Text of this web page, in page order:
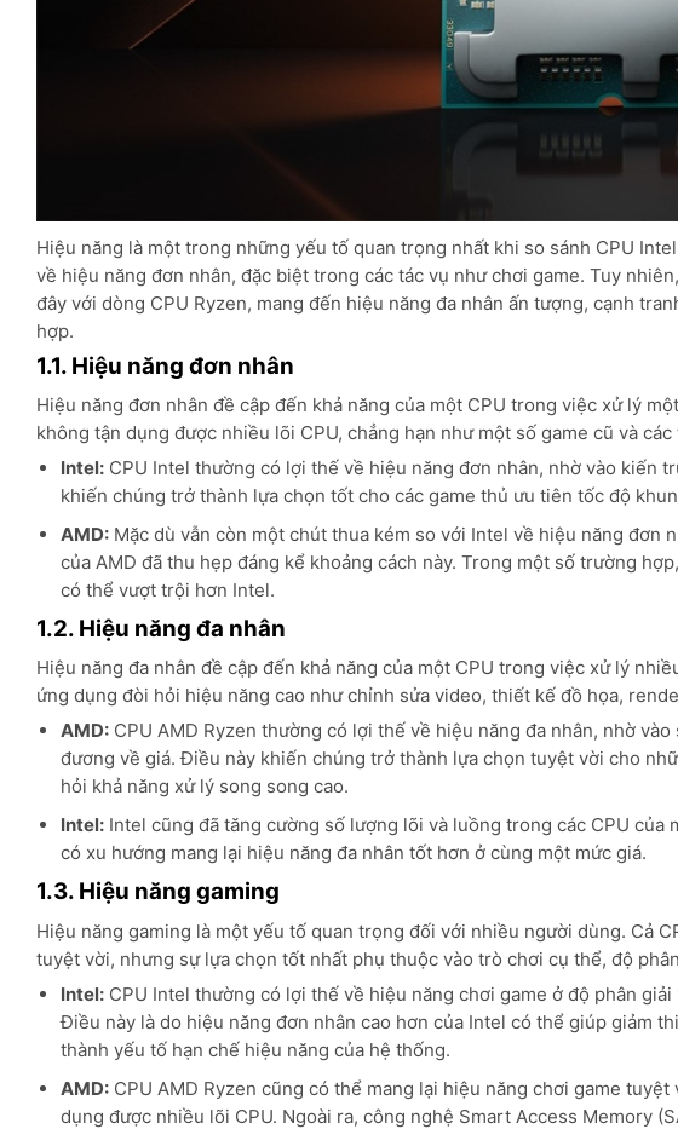
Hiệu năng là một trong những yếu tố quan trọng nhất khi so sánh CPU
về hiệu năng đơn nhân, đặc biệt trong các tác vụ như chơi game. Tuy
đây với dòng CPU Ryzen, mang đến hiệu năng đa nhân ấn tượng, cạnh
hợp.
1.1. Hiệu năng đơn nhân
Hiệu năng đơn nhân đề cập đến khả năng của một CPU trong việc xử lý
không tận dụng được nhiều lõi CPU, chẳng hạn như một số game cũ và
Intel:CPU Intel thường có lợi thế về hiệu năng đơn nhân, nhờ vào kiến
khiến chúng trở thành lựa chọn tốt cho các game thủ ưu tiên tốc độ
AMD:Mặc dù vẫn còn một chút thua kém so với Intel về hiệu năng đơn
của AMD đã thu hẹp đáng kể khoảng cách này. Trong một số trường
có thể vượt trội hơn Intel.
1.2. Hiệu năng đa nhân
Hiệu năng đa nhân đề cập đến khả năng của một CPU trong việc xử lý
ứng dụng đòi hỏi hiệu năng cao như chỉnh sửa video, thiết kế đồ họa,
AMD:CPU AMD Ryzen thường có lợi thế về hiệu năng đa nhân, nhờ
đương về giá. Điều này khiến chúng trở thành lựa chọn tuyệt vời cho
hỏi khả năng xử lý song song cao.
Intel:Intel cũng đã tăng cường số lượng lõi và luồng trong các CPU của
có xu hướng mang lại hiệu năng đa nhân tốt hơn ở cùng một mức giá.
1.3. Hiệu năng gaming
Hiệu năng gaming là một yếu tố quan trọng đối với nhiều người dùng. Cả
tuyệt vời, nhưng sự lựa chọn tốt nhất phụ thuộc vào trò chơi cụ thể, độ
Intel:CPU Intel thường có lợi thế về hiệu năng chơi game ở độ phân
Điều này là do hiệu năng đơn nhân cao hơn của Intel có thể giúp giảm
thành yếu tố hạn chế hiệu năng của hệ thống.
AMD:CPU AMD Ryzen cũng có thể mang lại hiệu năng chơi game
dụng được nhiều lõi CPU. Ngoài ra, công nghệ Smart Access Memory